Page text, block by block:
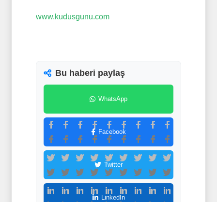
www.kudusgunu.com
Bu haberi paylaş
WhatsApp
Facebook
Twitter
LinkedIn